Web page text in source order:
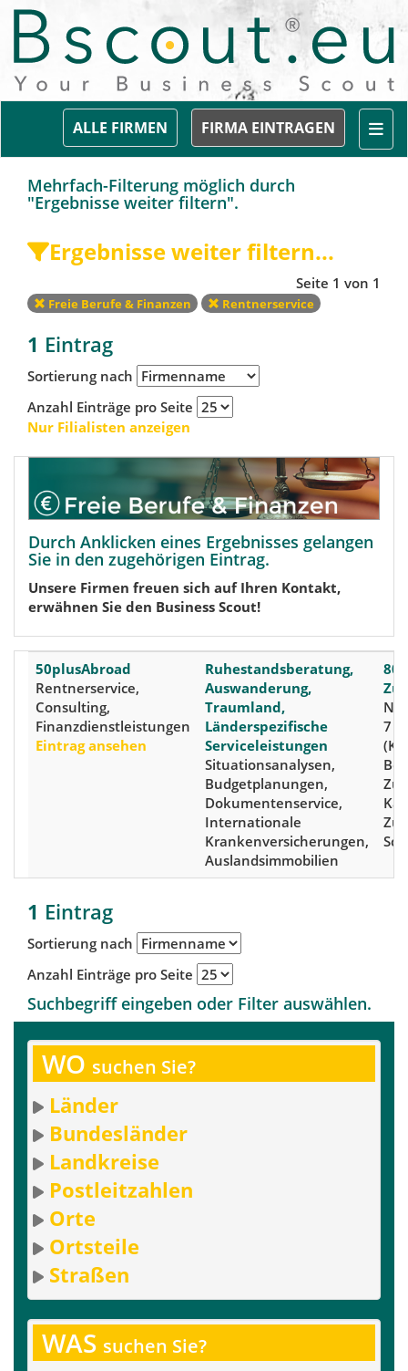
FIRMA EINTRAGEN
ALLE FIRMEN
Mehrfach-Filterung möglich durch
"Ergebnisse weiter filtern".
Ergebnisse weiter filtern...
Seite 1 von 1
Freie Berufe & Finanzen Rentnerservice
1 Eintrag
Sortierung nach
Anzahl Einträge pro Seite
Nur Filialisten anzeigen
Durch Anklicken eines Ergebnisses gelangen
Sie in den zugehörigen Eintrag.
Unsere Firmen freuen sich auf Ihren Kontakt,
erwähnen Sie den Business Scout!
50plusAbroad
Rentnerservice,
Consulting,
Finanzdienstleistungen
Eintrag ansehen
Ruhestandsberatung,
Auswanderung,
Traumland,
Länderspezifische
Serviceleistungen
Situationsanalysen,
Budgetplanungen,
Dokumentenservice,
Internationale
Krankenversicherungen,
Auslandsimmobilien
7
1 Eintrag
Sortierung nach
Anzahl Einträge pro Seite
Suchbegriff eingeben oder Filter auswählen.
WO suchen Sie?
Länder
Bundesländer
Landkreise
Postleitzahlen
Orte
Ortsteile
Straßen
WAS suchen Sie?